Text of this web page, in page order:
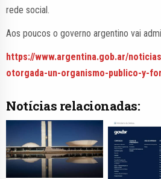
rede social.
Aos poucos o governo argentino vai
https://www.argentina.gob.ar/
otorgada-un-organismo-publico-y-
Notícias relacionadas: